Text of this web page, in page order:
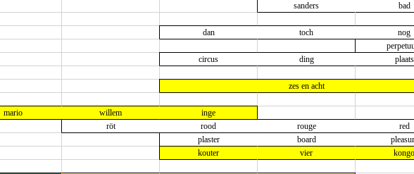
sanders
bad
dan toch
nog
circus ding plaats
zes en acht
mario willem
inge
röt rood rouge
red
plaster board
kouter vier
kongo